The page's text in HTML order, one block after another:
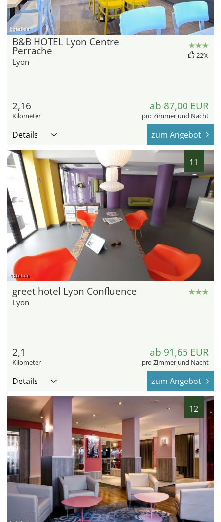
hotel.de
B&B HOTEL Lyon Centre
Perrache
Lyon
22%
2,16
Kilometer
ab 87,00 EUR
pro Zimmer und Nacht
Details zum Angebot
11
hotel.de
greet hotel Lyon Confluence
Lyon
2,1
Kilometer
ab 91,65 EUR
pro Zimmer und Nacht
Details zum Angebot
12